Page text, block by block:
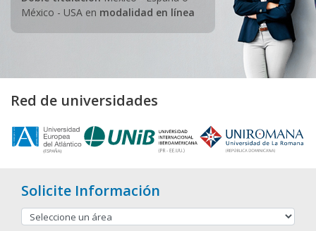
México - USA en modalidad en línea
Red de universidades
Solicite Información